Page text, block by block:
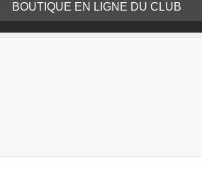
BOUTIQUE EN LIGNE DU CLUB